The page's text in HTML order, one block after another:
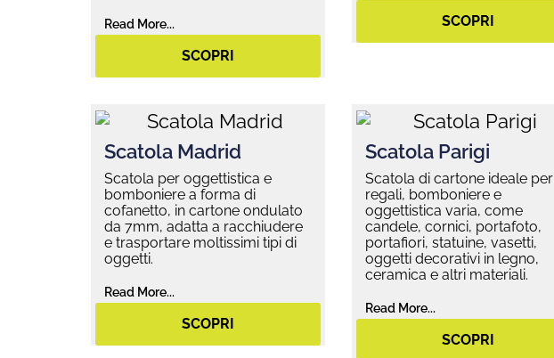
Read More...
SCOPRI
SCOPRI
Scatola Madrid
Scatola per oggettistica e
bomboniere a forma di
cofanetto, in cartone ondulato
da 7mm, adatta a racchiudere
e trasportare moltissimi tipi di
oggetti.
Read More...
SCOPRI
Scatola Parigi
Scatola di cartone ideale per
regali, bomboniere e
oggettistica varia, come
candele, cornici, portafoto,
portafiori, statuine, vasetti,
oggetti decorativi in legno,
ceramica e altri materiali.
Read More...
SCOPRI